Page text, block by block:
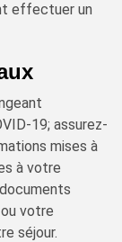
effectuer un
19; assurez-
mises à
à votre
votre
séjour.